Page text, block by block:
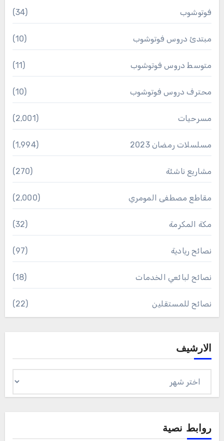
فوتوشوب (34)
مبتدئ دروس فوتوشوب (10)
متوسط دروس فوتوشوب (11)
محترف دروس فوتوشوب (10)
مسرحيات (2٬001)
مسلسلات رمضان 2023 (1٬994)
مشاريع ناشئة (270)
مقاطع مصطفى المومري (2٬000)
مكة المكرمة (32)
نصائح ريادية (97)
نصائح لبائعي الخدمات (18)
نصائح للمستقلين (22)
الارشيف
روابط نصية